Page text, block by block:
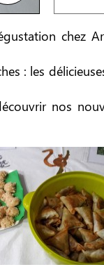
chez
: les
nos